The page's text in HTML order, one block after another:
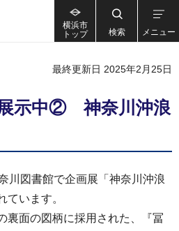
横浜市
トップ
検索 メニュー
最終更新日 2025年2月25日
示中② 神奈川沖浪
川図書館で企画展「神奈川沖浪
ています。
裏面の図柄に採用された、『冨